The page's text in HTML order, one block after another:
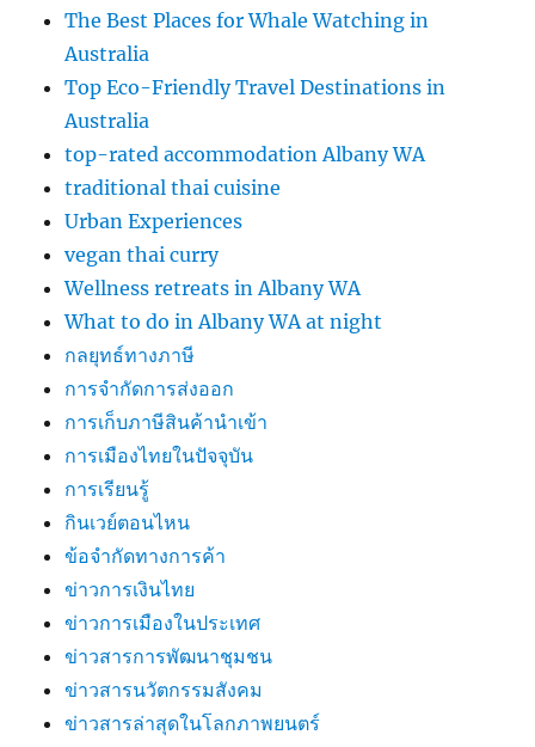
The Best Places for Whale Watching in
Australia
Top Eco-Friendly Travel Destinations in
Australia
top-rated accommodation Albany WA
traditional thai cuisine
Urban Experiences
vegan thai curry
Wellness retreats in Albany WA
What to do in Albany WA at night
กลยุทธ์ทางภาษี
การจำกัดการส่งออก
การเก็บภาษีสินค้านำเข้า
การเมืองไทยในปัจจุบัน
การเรียนรู้
กินเวย์ตอนไหน
ข้อจำกัดทางการค้า
ข่าวการเงินไทย
ข่าวการเมืองในประเทศ
ข่าวสารการพัฒนาชุมชน
ข่าวสารนวัตกรรมสังคม
ข่าวสารล่าสุดในโลกภาพยนตร์